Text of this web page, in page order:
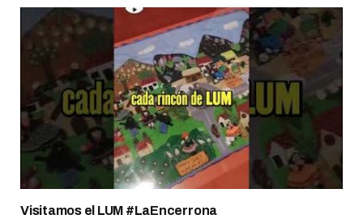
Visitamos el LUM #LaEncerrona